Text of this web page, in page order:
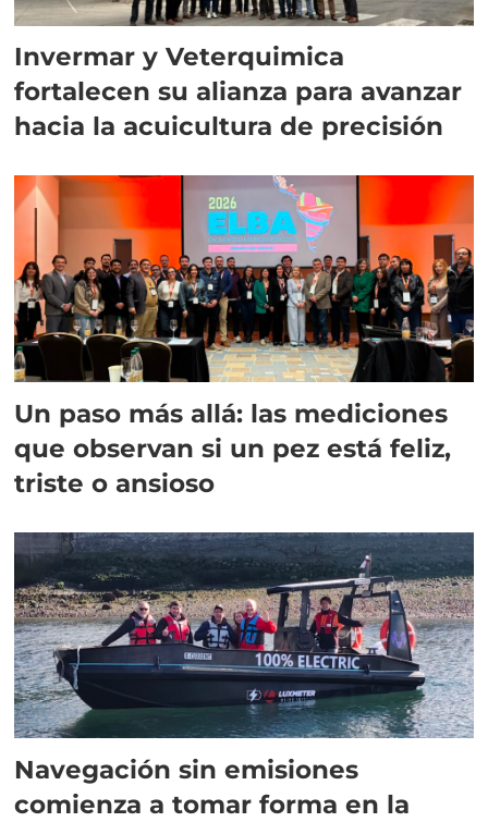
Invermar y Veterquimica
fortalecen su alianza para avanzar
hacia la acuicultura de precisión
Un paso más allá: las mediciones
que observan si un pez está feliz,
triste o ansioso
Navegación sin emisiones
comienza a tomar forma en la